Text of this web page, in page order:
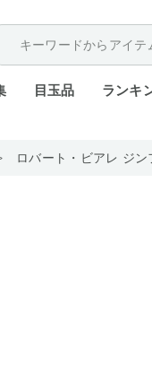
目玉品 ランキ
ロバート・ビアレ ジ